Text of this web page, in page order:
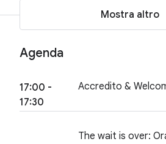
Mostra altro
Agenda
17:00 -
17:30
Accredito &
The wait is over: